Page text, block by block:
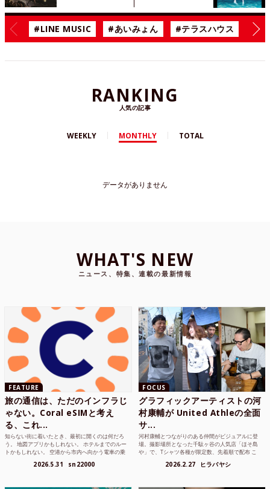
#LINE MUSIC #あいみょん #テラスハウス #漫
RANKING
人気の記事
WEEKLY MONTHLY TOTAL
データがありません
WHAT'S NEW
ニュース、特集、連載の最新情報
FEATURE
旅の通信は、ただのインフラじ
ゃない。Coral eSIMと考え
る、これ...
知らない街に着いたとき、最初に開くのは何だろ
う。 地図アプリかもしれない。 ホテルまでのルー
トかもしれない。 空港から市内へ向かう電車の乗
2026.5.31 sn22000
FOCUS
グラフィックアーティストの河
村康輔が United Athleの全面
サ...
河村康輔とつながりのある仲間がビジュアルに登
場。撮影場所となった千駄ヶ谷の人気店「ほそ島
や」で、Tシャツ各種が限定数、先着順で配布 こ
2026.2.27 ヒラバヤシ